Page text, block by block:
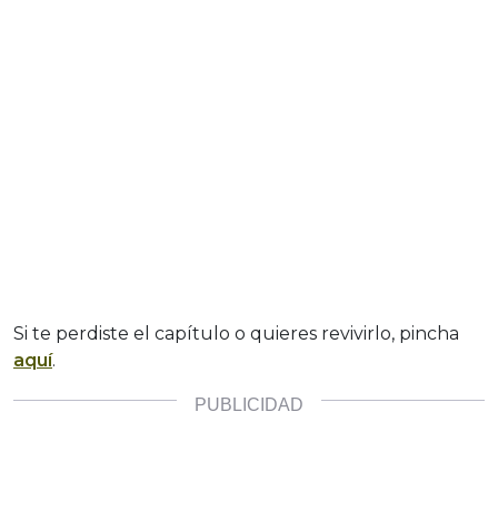
Si te perdiste el capítulo o quieres revivirlo, pincha
aquí.